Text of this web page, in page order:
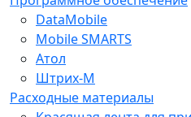
DataMobile
Mobile SMARTS
Атол
Штрих-М
Расходные материалы